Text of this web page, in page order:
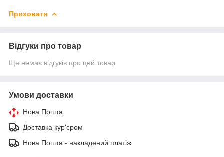
Приховати
Відгуки про товар
Ще немає відгуків про цей товар
Умови доставки
Нова Пошта
Доставка кур'єром
Нова Пошта - накладений платіж